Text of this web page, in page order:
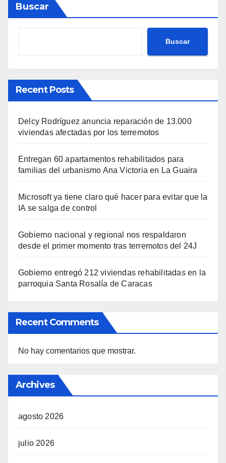
Buscar
Buscar
Recent Posts
Delcy Rodríguez anuncia reparación de 13.000
viviendas afectadas por los terremotos
Entregan 60 apartamentos rehabilitados para
familias del urbanismo Ana Victoria en La Guaira
Microsoft ya tiene claro qué hacer para evitar que la
IA se salga de control
Gobierno nacional y regional nos respaldaron
desde el primer momento tras terremotos del 24J
Gobierno entregó 212 viviendas rehabilitadas en la
parroquia Santa Rosalía de Caracas
Recent Comments
No hay comentarios que mostrar.
Archives
agosto 2026
julio 2026